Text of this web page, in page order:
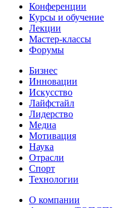
Конференции
Курсы и обучение
Лекции
Мастер-классы
Форумы
Бизнес
Инновации
Искусство
Лайфстайл
Лидерство
Медиа
Мотивация
Наука
Отрасли
Спорт
Технологии
О компании